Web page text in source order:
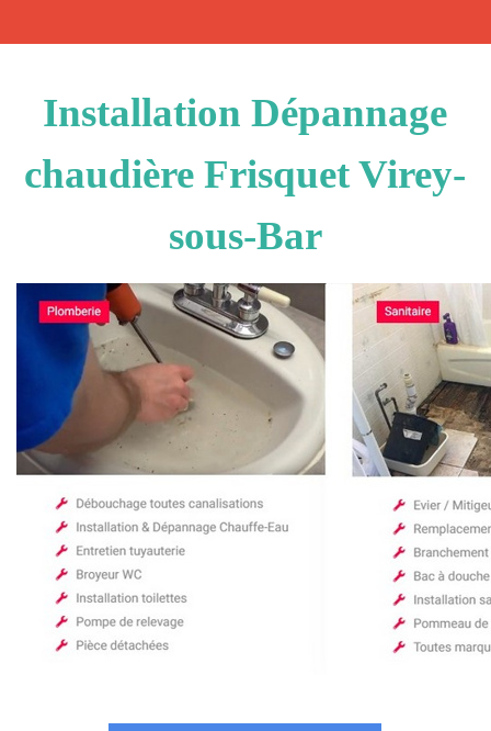
Installation Dépannage
chaudière Frisquet Virey-
sous-Bar